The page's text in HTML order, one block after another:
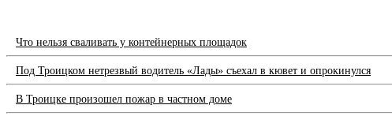
Что нельзя сваливать у контейнерных площадок
Под Троицком нетрезвый водитель «Лады» съехал в кювет и опрокинулся
В Троицке произошел пожар в частном доме